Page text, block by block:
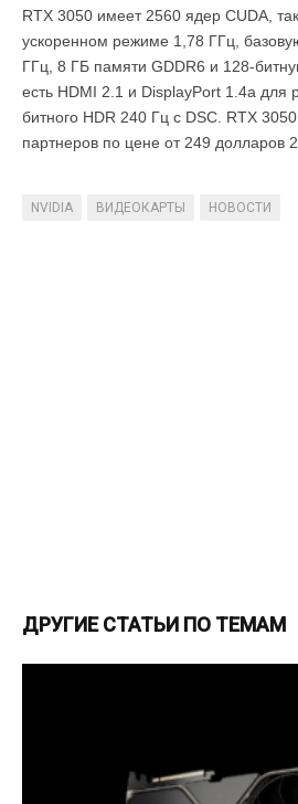
RTX 3050 имеет 2560 ядер CUDA,
ускоренном режиме 1,78 ГГц,
ГГц, 8 ГБ памяти GDDR6 и 128-
есть HDMI 2.1 и DisplayPort 1.4a для
битного HDR 240 Гц с DSC. RTX
партнеров по цене от 249 долларов
NVIDIA ВИДЕОКАРТЫ НОВОСТИ
ДРУГИЕ СТАТЬИ ПО ТЕМАМ